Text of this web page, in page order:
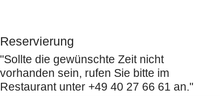
Reservierung
"Sollte die gewünschte Zeit nicht
vorhanden sein, rufen Sie bitte im
Restaurant unter +49 40 27 66 61 an."